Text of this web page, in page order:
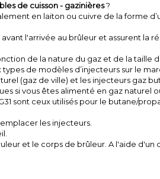
de cuisson - gazinières?
en laiton ou cuivre de la forme
l'arrivée au brûleur et assurent
de la nature du gaz et de la taille
de modèles d’injecteurs sur le
(gaz de ville) et les injecteurs gaz
si vous êtes alimenté en gaz
sont ceux utilisés pour le butane/
les injecteurs.
et le corps de brûleur. A l'aide d'un